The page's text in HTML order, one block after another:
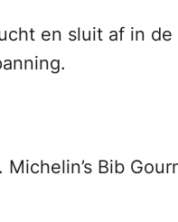
en sluit af in de
Bib